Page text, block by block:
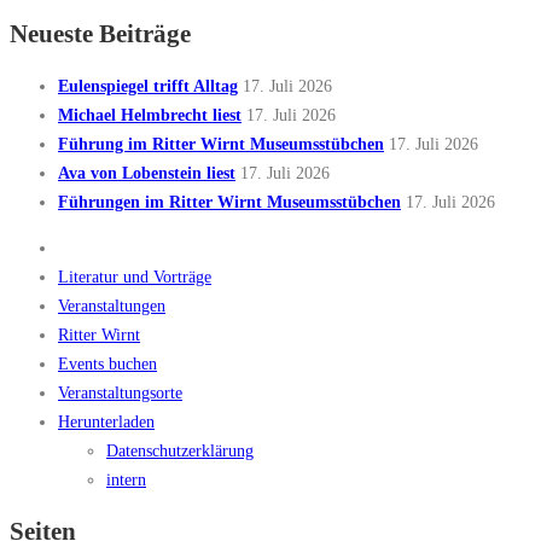
Neueste Beiträge
Eulenspiegel trifft Alltag 17. Juli 2026
Michael Helmbrecht liest 17. Juli 2026
Führung im Ritter Wirnt Museumsstübchen 17. Juli 2026
Ava von Lobenstein liest 17. Juli 2026
Führungen im Ritter Wirnt Museumsstübchen 17. Juli 2026
Literatur und Vorträge
Veranstaltungen
Ritter Wirnt
Events buchen
Veranstaltungsorte
Herunterladen
Datenschutzerklärung
intern
Seiten